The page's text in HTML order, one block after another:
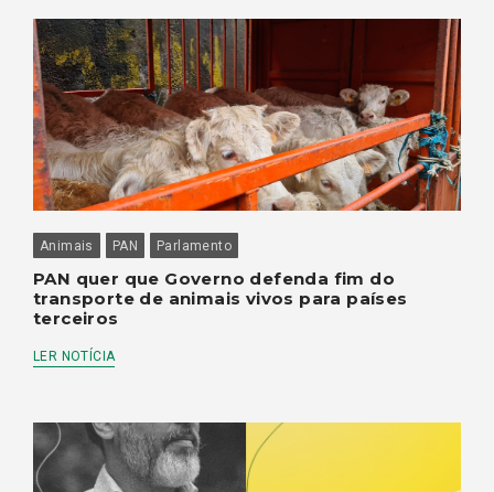
Animais PAN Parlamento
PAN quer que Governo defenda fim do
transporte de animais vivos para países
terceiros
LER NOTÍCIA